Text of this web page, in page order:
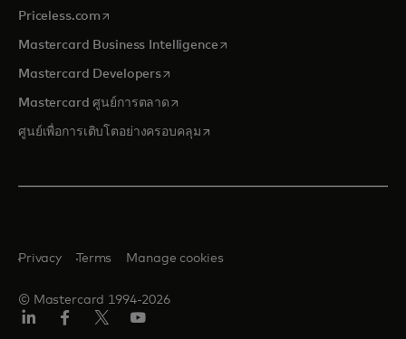
Priceless.com opens in a new tab
Mastercard Business Intelligenceopens in a new tab
Mastercard Developersopens in a new tab
Mastercard ศูนย์การตลาด opens in a new tab
ศูนย์เพื่อการเติบโตอย่างครอบคลุมopens in a new tab
© Mastercard 1994-2026
Privacy Terms Manage cookies